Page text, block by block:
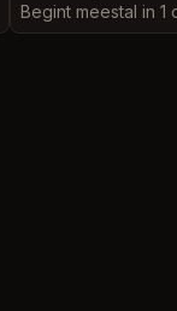
Begint meestal in 1